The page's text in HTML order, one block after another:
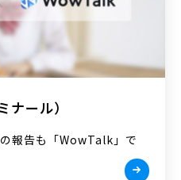
ール）
報告も「WowTalk」で